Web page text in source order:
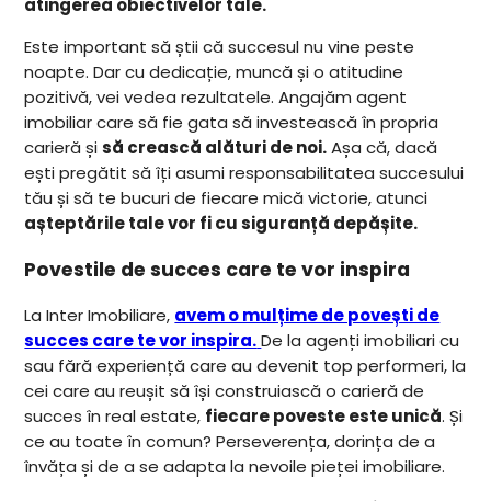
atingerea obiectivelor tale.
Este important să știi că succesul nu vine peste
noapte. Dar cu dedicație, muncă și o atitudine
pozitivă, vei vedea rezultatele. Angajăm agent
imobiliar care să fie gata să investească în propria
carieră șisă crească alături de noi.Așa că, dacă
ești pregătit să îți asumi responsabilitatea succesului
tău și să te bucuri de fiecare mică victorie, atunci
așteptările tale vor fi cu siguranță depășite.
Povestile de succes care te vor inspira
La Inter Imobiliare, avem o mulțime de povești de
succes care te vor inspira. De la agenți imobiliari cu
sau fără experiență care au devenit top performeri, la
cei care au reușit să își construiască o carieră de
succes în real estate, fiecare poveste este unică. Și
ce au toate în comun? Perseverența, dorința de a
învăța și de a se adapta la nevoile pieței imobiliare.